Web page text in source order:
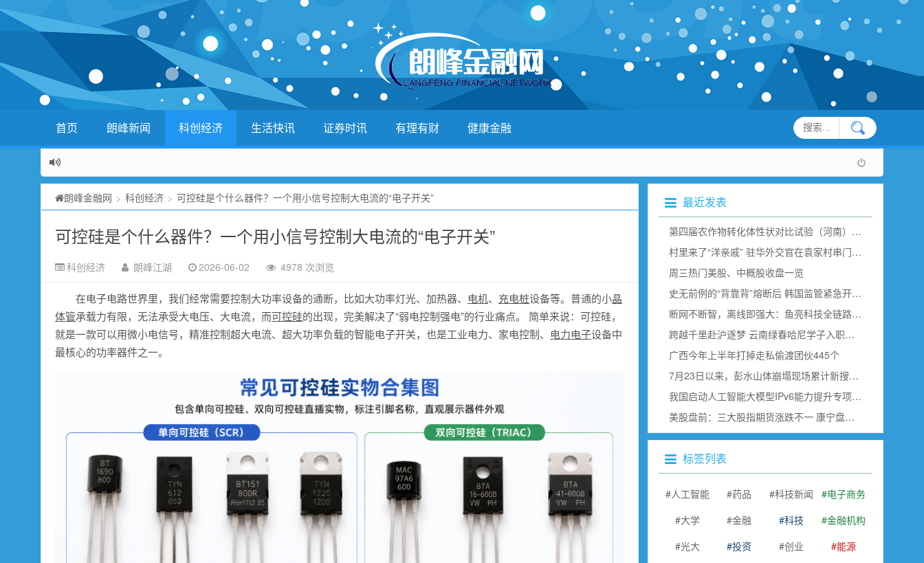
首页 朗峰新闻 科创经济 生活快讯 证券时讯 有理有财 健康金融
朗峰金融网 > 科创经济 > 可控硅是个什么器件？一个用小信号控制大电流的“电子开关”
可控硅是个什么器件？一个用小信号控制大电流的“电子开关”
科创经济 朗峰江湖 2026-06-02 4978 次浏览
在电子电路世界里，我们经常需要控制大功率设备的通断，比如大功率灯光、加热器、 电机、 充电桩设备等。普通的小晶
体管承载力有限，无法承受大电压、大电流，而可控硅的出现，完美解决了“弱电控制强电”的行业痛点。 简单来说：可控硅，
就是一款可以用微小电信号，精准控制超大电流、超大功率负载的智能电子开关，也是工业电力、家电控制、 电力电子设备中
最核心的功率器件之一。
最近发表
第四届农作物转化体性状对比试验（河南）现场观摩在新乡举行
村里来了“洋亲戚” 驻华外交官在袁家村串门“取经”（组图）
周三热门美股、中概股收盘一览
史无前例的“背靠背”熔断后 韩国监管紧急开会说了点啥？
断网不断智，离线即强大：鱼亮科技全链路边缘语音赋能具身智能
跨越千里赴沪逐梦 云南绿春哈尼学子入职上海虹桥空港
广西今年上半年打掉走私偷渡团伙445个
7月23日以来，彭水山体崩塌现场累计新搜寻确认出30名遇难者
我国启动人工智能大模型IPv6能力提升专项行动
美股盘前：三大股指期货涨跌不一 康宁盘前跌超18% SK海力士即将公布财报
标签列表
人工智能 药品 科技新闻
电子商务
大学
金融 科技
金融机构
光大
投资 创业
能源